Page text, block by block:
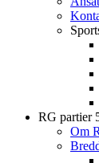
RG partier
Om